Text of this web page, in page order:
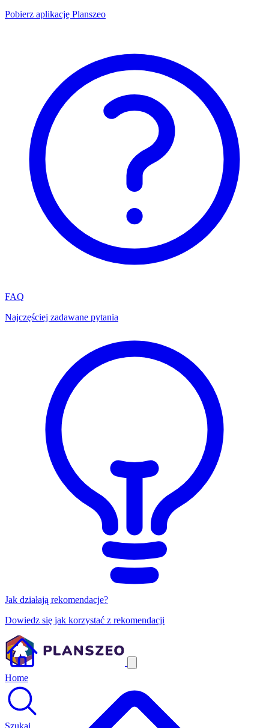
Pobierz aplikację Planszeo
FAQ
Najczęściej zadawane pytania
Jak działają rekomendacje?
Dowiedz się jak korzystać z rekomendacji
Home
Szukaj